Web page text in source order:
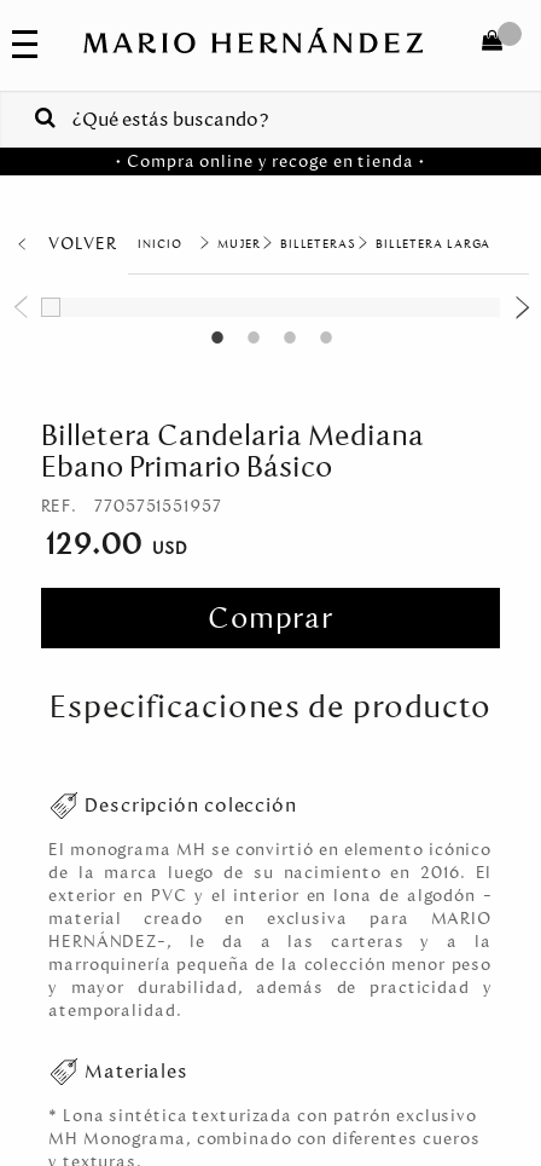
COLECCIONES
VENTAS
CORPORATIVAS
Venezuela
COMPRAR
• Compra online y recoge en tienda •
VOLVER MUJER BILLETERAS BILLETERA LARGA
Billetera Candelaria Mediana
Ebano Primario Básico
REF. 7705751551957
129.00
Comprar
Especificaciones de producto
Descripción colección
El monograma MH se convirtió en elemento icónico
de la marca luego de su nacimiento en 2016. El
exterior en PVC y el interior en lona de algodón –
material creado en exclusiva para MARIO
HERNÁNDEZ–, le da a las carteras y a la
marroquinería pequeña de la colección menor peso
y mayor durabilidad, además de practicidad y
atemporalidad.
Materiales
* Lona sintética texturizada con patrón exclusivo
MH Monograma, combinado con diferentes cueros